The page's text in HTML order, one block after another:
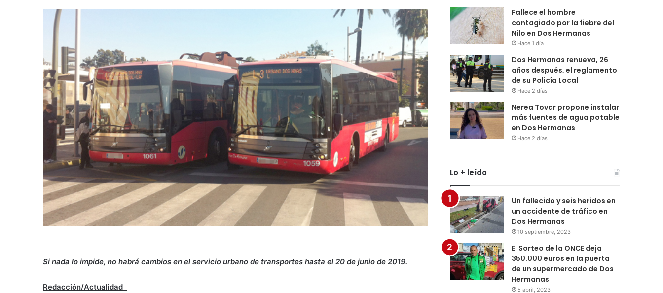
Si nada lo impide, no habrá cambios en el servicio urbano de transportes hasta el 20 de junio de 2019.
Redacción/Actualidad
Fallece el hombre
contagiado por la fiebre del
Nilo en Dos Hermanas
Hace 1 día
Dos Hermanas renueva, 26
años después, el reglamento
de su Policía Local
Hace 2 días
Nerea Tovar propone instalar
más fuentes de agua potable
en Dos Hermanas
Hace 2 días
Lo + leído
Un fallecido y seis heridos en
un accidente de tráfico en
Dos Hermanas
10 septiembre, 2023
El Sorteo de la ONCE deja
350.000 euros en la puerta
de un supermercado de Dos
Hermanas
5 abril, 2023